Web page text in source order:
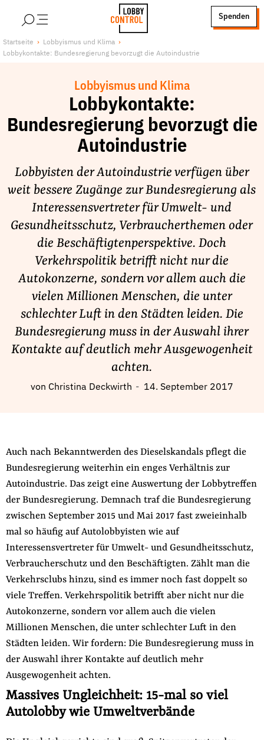
LobbyControl
StartSeite
Spenden
Über uns
Jobs
Publikationen und Material
Unsere Schwerpunkte
Lobbykontrolle und Regeln
Lobbyismus und Klima
Macht der Digitalkonzerne
Spenden & Fördern
Fördermitglied werden
Jetzt Spenden
Geschenkspende
Bußgelder und Geldauflagen
Projektspende
Impressum
Suche
auf
der
Website
Folge Uns
FacebookMastodonBlueskyInstagram
YoutubeLinkedIn
Feed
Startseite
Lobbyismus und Klima
Lobbykontakte: Bundesregierung bevorzugt die Autoindustrie
Lobbyismus und Klima
Lobbykontakte:
Bundesregierung bevorzugt die
Autoindustrie
Lobbyisten der Autoindustrie verfügen über
weit bessere Zugänge zur Bundesregierung als
Interessensvertreter für Umwelt- und
Gesundheitsschutz, Verbraucherthemen oder
die Beschäftigtenperspektive. Doch
Verkehrspolitik betrifft nicht nur die
Autokonzerne, sondern vor allem auch die
vielen Millionen Menschen, die unter
schlechter Luft in den Städten leiden. Die
Bundesregierung muss in der Auswahl ihrer
Kontakte auf deutlich mehr Ausgewogenheit
achten.
von Christina Deckwirth 14. September 2017
Auch nach Bekanntwerden des Dieselskandals pflegt die
Bundesregierung weiterhin ein enges Verhältnis zur
Autoindustrie. Das zeigt eine Auswertung der Lobbytreffen
der Bundesregierung. Demnach traf die Bundesregierung
zwischen September 2015 und Mai 2017 fast zweieinhalb
mal so häufig auf Autolobbyisten wie auf
Interessensvertreter für Umwelt- und Gesundheitsschutz,
Verbraucherschutz und den Beschäftigten. Zählt man die
Verkehrsclubs hinzu, sind es immer noch fast doppelt so
viele Treffen. Verkehrspolitik betrifft aber nicht nur die
Autokonzerne, sondern vor allem auch die vielen
Millionen Menschen, die unter schlechter Luft in den
Städten leiden. Wir fordern: Die Bundesregierung muss in
der Auswahl ihrer Kontakte auf deutlich mehr
Ausgewogenheit achten.
Massives Ungleichheit: 15-mal so viel
Autolobby wie Umweltverbände